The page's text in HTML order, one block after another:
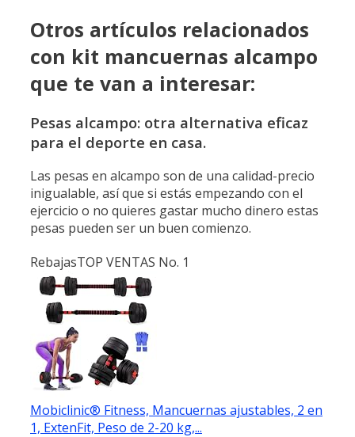
Otros artículos relacionados
con kit mancuernas alcampo
que te van a interesar:
Pesas alcampo: otra alternativa eficaz
para el deporte en casa.
Las pesas en alcampo son de una calidad-precio
inigualable, así que si estás empezando con el
ejercicio o no quieres gastar mucho dinero estas
pesas pueden ser un buen comienzo.
RebajasTOP VENTAS No. 1
Mobiclinic® Fitness, Mancuernas ajustables, 2 en
1, ExtenFit, Peso de 2-20 kg,...